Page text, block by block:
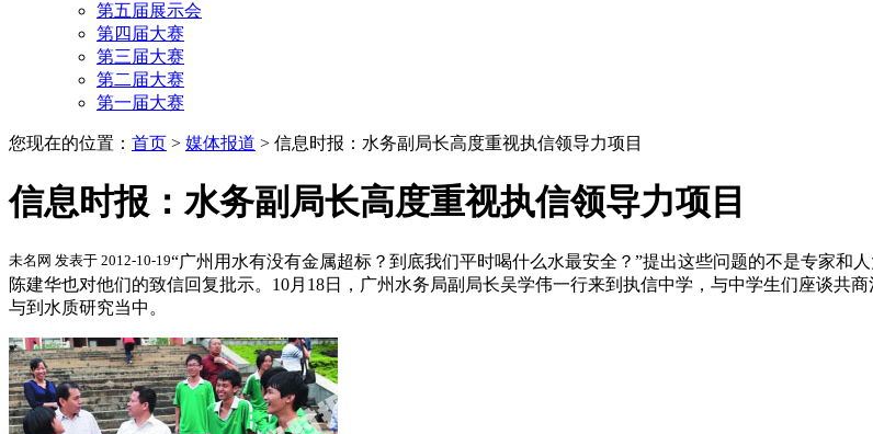
第五届展示会
第四届大赛
第三届大赛
第二届大赛
第一届大赛
您现在的位置： 首页 > 媒体报道 > 信息时报：水务副局长高度重视执信领导力项目
信息时报：水务副局长高度重视执信领导力项目
未名网 发表于 2012-10-19“广州用水有没有金属超标？到底我们平时喝什么水最安全？”提出这些问题的不是专家和
陈建华也对他们的致信回复批示。10月18日，广州水务局副局长吴学伟一行来到执信中学，与中学生们座谈共
与到水质研究当中。